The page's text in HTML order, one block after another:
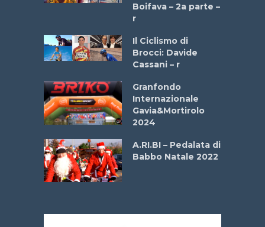
Boifava – 2a parte –
r
Il Ciclismo di
Brocci: Davide
Cassani – r
Granfondo
Internazionale
Gavia&Mortirolo
2024
A.RI.BI – Pedalata di
Babbo Natale 2022